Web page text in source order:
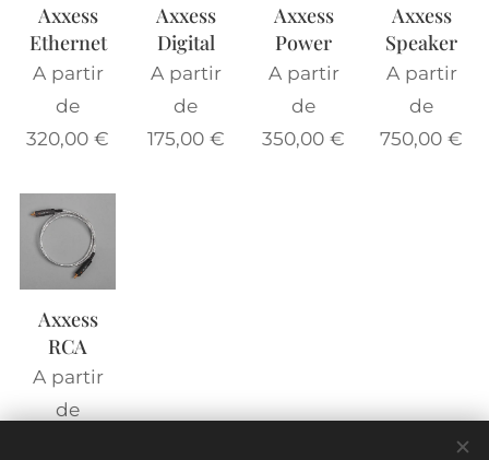
Axxess
Ethernet
A partir
de
320,00 €
Axxess
Digital
A partir
de
175,00€
Axxess
Power
A partir
de
350,00 €
Axxess
Speaker
A partir
de
750,00 €
Axxess
RCA
A partir
de